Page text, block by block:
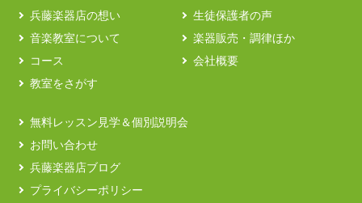
兵藤楽器店の想い
音楽教室について
コース
教室をさがす
生徒保護者の声
楽器販売・調律ほか
会社概要
無料レッスン見学＆個別説明会
お問い合わせ
兵藤楽器店ブログ
プライバシーポリシー